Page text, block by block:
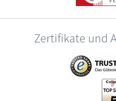
Zertifikate und